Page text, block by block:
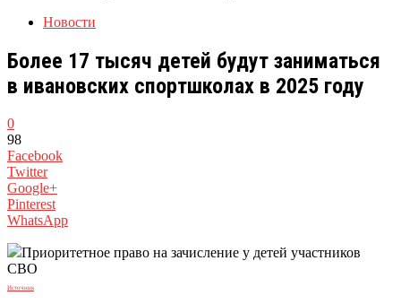
Новости
Более 17 тысяч детей будут заниматься
в ивановских спортшколах в 2025 году
0
98
Facebook
Twitter
Google+
Pinterest
WhatsApp
Приоритетное право на зачисление у детей участников
СВО
Источник